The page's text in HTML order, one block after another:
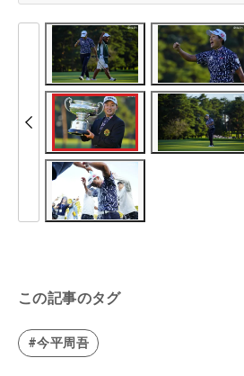
この記事のタグ
#今平周吾